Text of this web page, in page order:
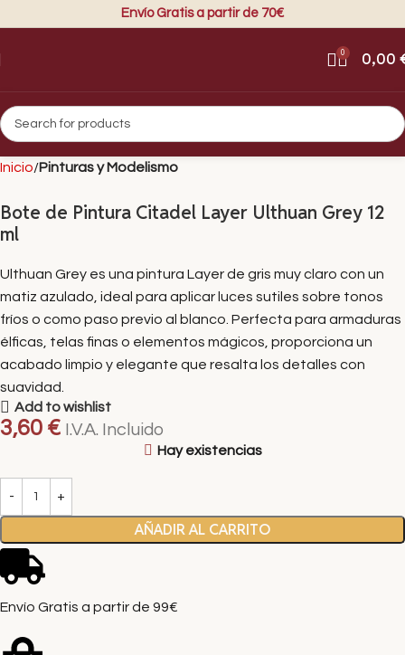
Envío Gratis a partir de 70€
0 0,00
Inicio Pinturas y Modelismo
Bote de Pintura Citadel Layer Ulthuan Grey 12
ml
Ulthuan Grey es una pintura Layer de gris muy claro con un
matiz azulado, ideal para aplicar luces sutiles sobre tonos
fríos o como paso previo al blanco. Perfecta para armaduras
élficas, telas finas o elementos mágicos, proporciona un
acabado limpio y elegante que resalta los detalles con
suavidad.
Add to wishlist
3,60 € I.V.A. Incluido
Hay existencias
AÑADIR AL CARRITO
Envío Gratis a partir de 99€